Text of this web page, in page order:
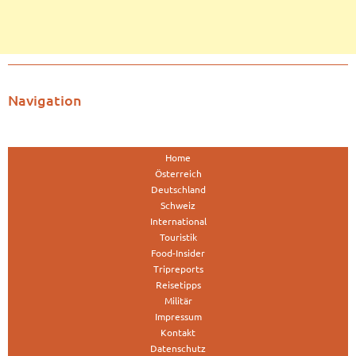
Navigation
Home
Österreich
Deutschland
Schweiz
International
Touristik
Food-Insider
Tripreports
Reisetipps
Militär
Impressum
Kontakt
Datenschutz